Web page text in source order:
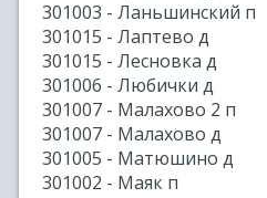
301003 - Ланьшинский п
301015 - Лаптево д
301015 - Лесновка д
301006 - Любички д
301007 - Малахово 2 п
301007 - Малахово д
301005 - Матюшино д
301002 - Маяк п